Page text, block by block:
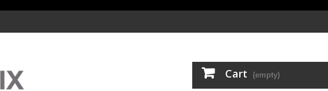
Cart (empty)